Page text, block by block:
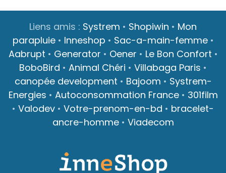
Liens amis : Systrem • Shopiwin • Mon
parapluie• Inneshop • Sac-a-main-femme•
Aabrupt • Generator • Oener • Le Bon Confort •
BoboBird • Animal Chéri • Villabaga Paris •
canopée development • Bajoom • Systrem-
Energies • Autoconsommation France• 301film
• Valodev • Votre-prenom-en-bd • bracelet-
ancre-homme• Viadecom